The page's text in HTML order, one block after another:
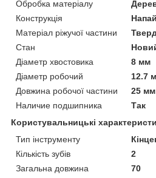
Обробка матеріалу
Конструкція
Матеріал ріжучої частини
Стан
Діаметр хвостовика
8 мм
Діаметр робочий
12.7
Довжина робочої частини
25 мм
Наличие подшипника
Так
Користувальницькі
Тип інструменту
Кількість зубів
2
Загальна довжина
70